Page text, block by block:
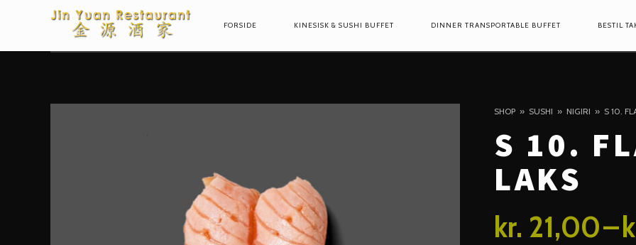
PRIMARY
FORSIDE KINESISK & SUSHI BUFFET DINNER TRANSPORTABLE BUFFET BESTIL
SHOP SUSHI NIGIRI S 10.
S 10.
LAKS
kr. 21,00–